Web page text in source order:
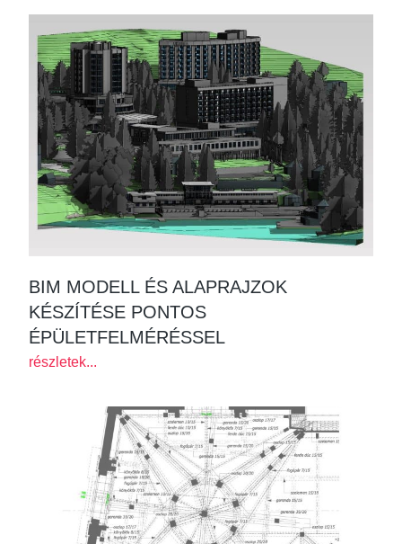
BIM MODELL ÉS ALAPRAJZOK
KÉSZÍTÉSE PONTOS
ÉPÜLETFELMÉRÉSSEL
részletek...